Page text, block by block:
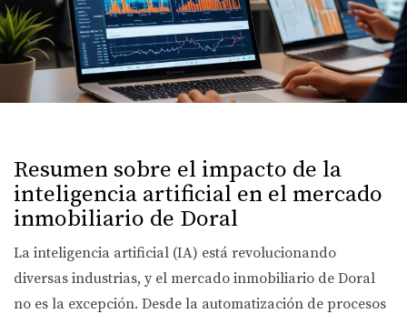
Resumen sobre el impacto de la
inteligencia artificial en el mercado
inmobiliario de Doral
La inteligencia artificial (IA) está revolucionando
diversas industrias, y el mercado inmobiliario de Doral
no es la excepción. Desde la automatización de procesos